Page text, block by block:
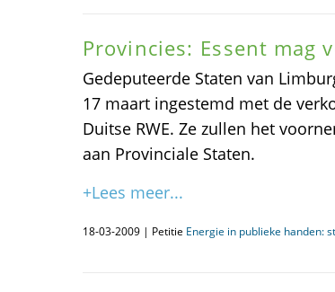
Provincies: Essent mag
Gedeputeerde Staten van
17 maart ingestemd met de
Duitse RWE. Ze zullen het
aan Provinciale Staten.
+Lees meer...
18-03-2009 | Petitie Energie in publieke handen: